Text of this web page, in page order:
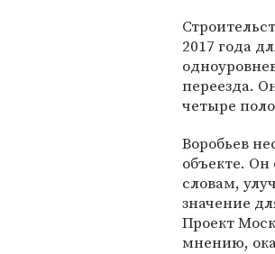
2017 года
переезда.
четыре
Воробьев
объекте.
словам,
значение
Проект
мнению,